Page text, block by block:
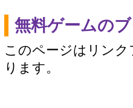
無料ゲームの
このページはリン
ります。